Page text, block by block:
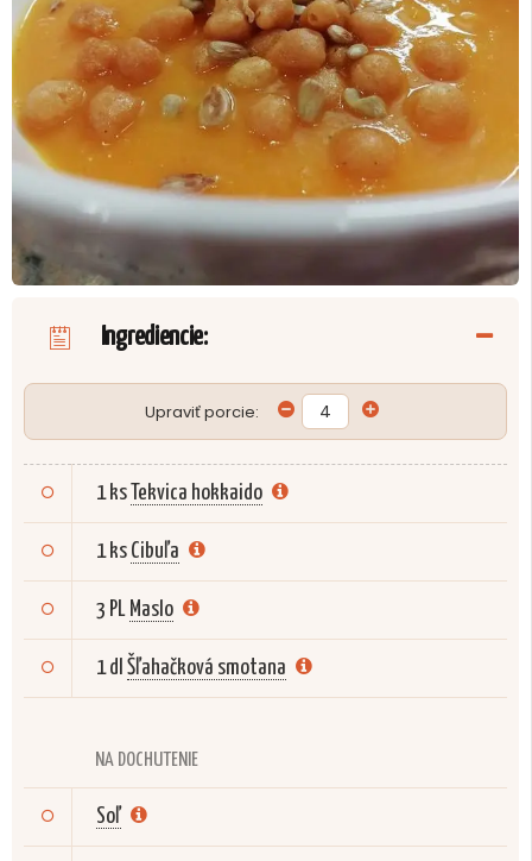
Ingrediencie:
Upraviť porcie:
1 ks Tekvica hokkaido
1 ks Cibuľa
3 PL Maslo
1 dl Šľahačková smotana
NA DOCHUTENIE
Soľ